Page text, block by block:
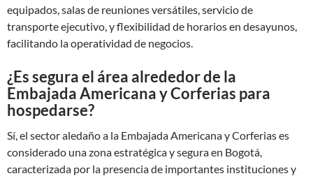
equipados, salas de reuniones versátiles, servicio de
transporte ejecutivo, y flexibilidad de horarios en desayunos,
facilitando la operatividad de negocios.
¿Es segura el área alrededor de la
Embajada Americana y Corferias para
hospedarse?
Sí, el sector aledaño a la Embajada Americana y Corferias es
considerado una zona estratégica y segura en Bogotá,
caracterizada por la presencia de importantes instituciones y